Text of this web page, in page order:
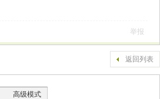
举报
返回列表
高级模式